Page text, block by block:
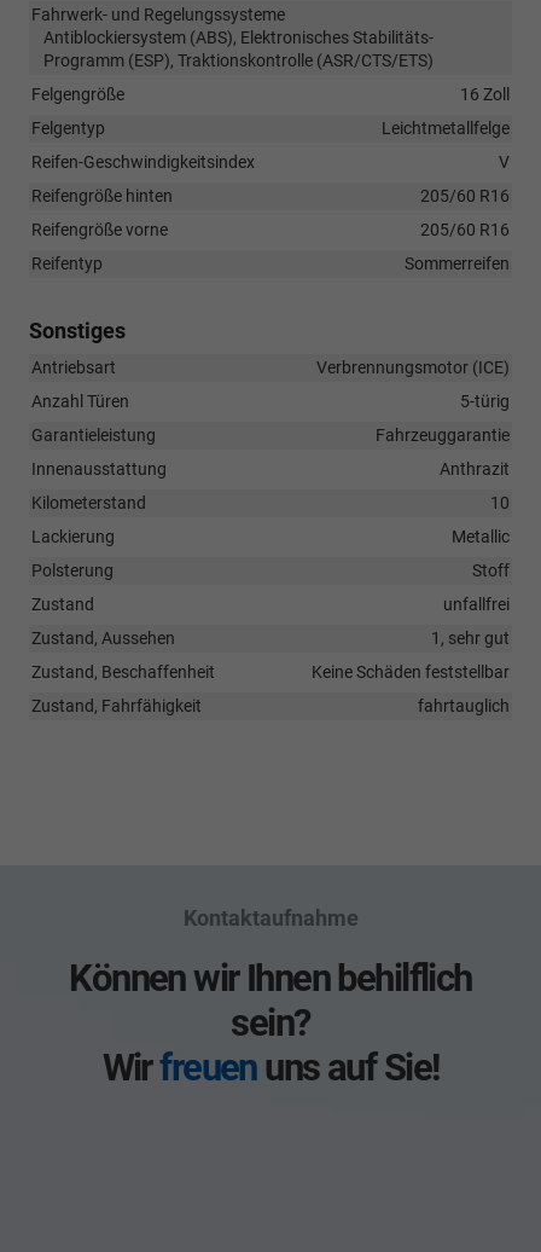
Fahrwerk- und Regelungssysteme
Antiblockiersystem (ABS), Elektronisches Stabilitäts-
Programm (ESP), Traktionskontrolle (ASR/CTS/ETS)
Felgengröße
16 Zoll
Felgentyp
Leichtmetallfelge
Reifen-Geschwindigkeitsindex
V
Reifengröße hinten
205/60 R16
Reifengröße vorne
205/60 R16
Reifentyp
Sommerreifen
Sonstiges
Antriebsart
Verbrennungsmotor (ICE)
Anzahl Türen
5-türig
Garantieleistung
Fahrzeuggarantie
Innenausstattung
Anthrazit
Kilometerstand
10
Lackierung
Metallic
Polsterung
Stoff
Zustand
unfallfrei
Zustand, Aussehen
1, sehr gut
Zustand, Beschaffenheit
Keine Schäden feststellbar
Zustand, Fahrfähigkeit
fahrtauglich
Kontaktaufnahme
Können wir Ihnen behilflich
sein?
Wirfreuenuns auf Sie!